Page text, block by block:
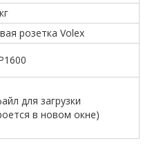
розетка Volex
для загрузки
в новом окне)